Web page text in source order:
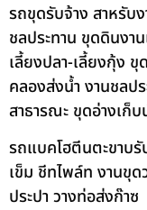
รถขุดรับจ้าง สาหรับ
ชลประทาน ขุดดินงา
เลี้ยงปลา-เลี้ยงกุ้ง
คลองส่งน้ำ งานชลป
สาธารณะ ขุดอ่างเก็
รถแบคโฮตีนตะขาบรั
เข็ม ชีทไพล์ท งานขุ
ประปา วางท่อส่งก๊าซ